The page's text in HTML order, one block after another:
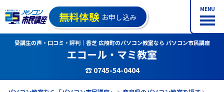
MENU
無料体験 お申し込み
受講生の声・口コミ・評判｜香芝 広陵町のパソコン教室なら パソコン市民講座
エコール・マミ教室
☎ 0745-54-0404